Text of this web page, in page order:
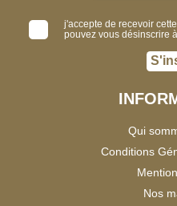
j'accepte de recevoir
pouvez vous désinscrire
Qui
Conditions
Nos